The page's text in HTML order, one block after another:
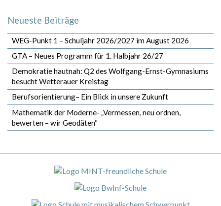
Neueste Beiträge
WEG-Punkt 1 – Schuljahr 2026/2027 im August 2026
GTA – Neues Programm für 1. Halbjahr 26/27
Demokratie hautnah: Q2 des Wolfgang-Ernst-Gymnasiums
besucht Wetterauer Kreistag
Berufsorientierung– Ein Blick in unsere Zukunft
Mathematik der Moderne- „Vermessen, neu ordnen,
bewerten – wir Geodäten“